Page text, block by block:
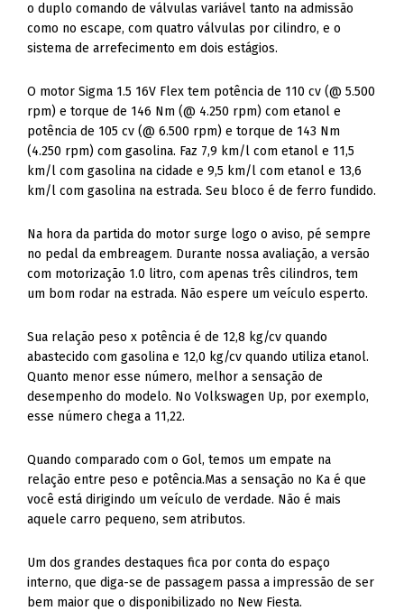
o duplo comando de válvulas variável tanto na admissão
como no escape, com quatro válvulas por cilindro, e o
sistema de arrefecimento em dois estágios.
O motor Sigma 1.5 16V Flex tem potência de 110 cv (@ 5.500
rpm) e torque de 146 Nm (@ 4.250 rpm) com etanol e
potência de 105 cv (@ 6.500 rpm) e torque de 143 Nm
(4.250 rpm) com gasolina. Faz 7,9 km/l com etanol e 11,5
km/l com gasolina na cidade e 9,5 km/l com etanol e 13,6
km/l com gasolina na estrada. Seu bloco é de ferro fundido.
Na hora da partida do motor surge logo o aviso, pé sempre
no pedal da embreagem. Durante nossa avaliação, a versão
com motorização 1.0 litro, com apenas três cilindros, tem
um bom rodar na estrada. Não espere um veículo esperto.
Sua relação peso x potência é de 12,8 kg/cv quando
abastecido com gasolina e 12,0 kg/cv quando utiliza etanol.
Quanto menor esse número, melhor a sensação de
desempenho do modelo. No Volkswagen Up, por exemplo,
esse número chega a 11,22.
Quando comparado com o Gol, temos um empate na
relação entre peso e potência.Mas a sensação no Ka é que
você está dirigindo um veículo de verdade. Não é mais
aquele carro pequeno, sem atributos.
Um dos grandes destaques fica por conta do espaço
interno, que diga-se de passagem passa a impressão de ser
bem maior que o disponibilizado no New Fiesta.